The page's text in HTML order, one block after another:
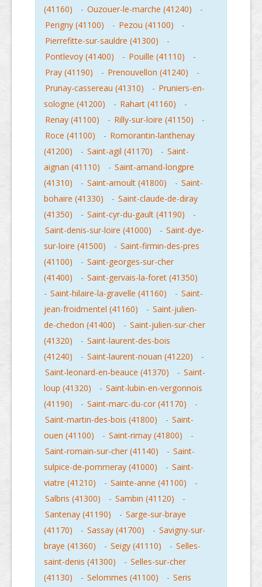
(41160)
- Ouzouer-le-marche (41240)
-
Perigny (41100)
- Pezou (41100)
-
Pierrefitte-sur-sauldre (41300)
-
Pontlevoy (41400)
- Pouille (41110)
-
Pray (41190)
- Prenouvellon (41240)
-
Prunay-cassereau (41310)
- Pruniers-en-
sologne (41200)
- Rahart (41160)
-
Renay (41100)
- Rilly-sur-loire (41150)
-
Roce (41100)
- Romorantin-lanthenay
(41200)
- Saint-agil (41170) - Saint-
aignan (41110)
- Saint-amand-longpre
(41310)
- Saint-arnoult (41800) - Saint-
bohaire (41330)
- Saint-claude-de-diray
(41350)
- Saint-cyr-du-gault (41190)
-
Saint-denis-sur-loire (41000)
- Saint-dye-
sur-loire (41500)
- Saint-firmin-des-pres
(41100)
- Saint-georges-sur-cher
(41400)
- Saint-gervais-la-foret (41350)
- Saint-hilaire-la-gravelle (41160) - Saint-
jean-froidmentel (41160)
- Saint-julien-
de-chedon (41400)
- Saint-julien-sur-cher
(41320)
- Saint-laurent-des-bois
(41240)
- Saint-laurent-nouan (41220)
-
Saint-leonard-en-beauce (41370)
- Saint-
loup (41320)
- Saint-lubin-en-vergonnois
(41190)
- Saint-marc-du-cor (41170)
-
Saint-martin-des-bois (41800)
- Saint-
ouen (41100)
- Saint-rimay (41800)
-
Saint-romain-sur-cher (41140)
- Saint-
sulpice-de-pommeray (41000)
- Saint-
viatre (41210)
- Sainte-anne (41100)
-
Salbris (41300)
- Sambin (41120)
-
Santenay (41190)
- Sarge-sur-braye
(41170)
- Sassay (41700) - Savigny-sur-
braye (41360)
- Seigy (41110) - Selles-
saint-denis (41300)
- Selles-sur-cher
(41130)
- Selommes (41100) - Seris